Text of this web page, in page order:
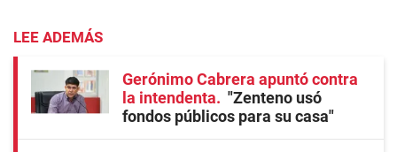
LEE ADEMÁS
Gerónimo Cabrera apuntó contra
la intendenta
"Zenteno usó
fondos públicos para su casa"